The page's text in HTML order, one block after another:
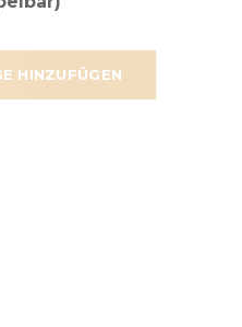
HINZUFÜGEN